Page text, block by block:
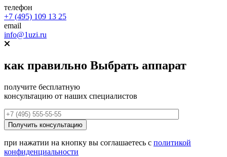
телефон
+7 (495) 109 13 25
email
info@1uzi.ru
как правильно Выбрать аппарат
получите бесплатную
консультацию от наших специалистов
при нажатии на кнопку вы соглашаетесь с политикой
конфиденциальности